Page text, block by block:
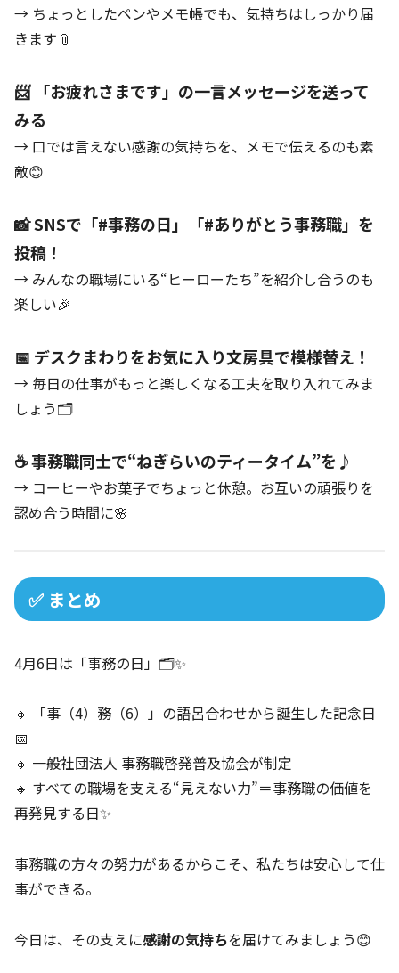
→ ちょっとしたペンやメモ帳でも、気持ちはしっかり届
きます📎
📨 「お疲れさまです」の一言メッセージを送って
みる
→ 口では言えない感謝の気持ちを、メモで伝えるのも素
敵😊
📸 SNSで「#事務の日」「#ありがとう事務職」を
投稿！
→ みんなの職場にいる“ヒーローたち”を紹介し合うのも
楽しい🎉
📅 デスクまわりをお気に入り文房具で模様替え！
→ 毎日の仕事がもっと楽しくなる工夫を取り入れてみま
しょう🗂️
☕ 事務職同士で“ねぎらいのティータイム”を♪
→ コーヒーやお菓子でちょっと休憩。お互いの頑張りを
認め合う時間に🌸
✅ まとめ
4月6日は「事務の日」🗂️✨
🔸 「事（4）務（6）」の語呂合わせから誕生した記念日
📅
🔸 一般社団法人 事務職啓発普及協会が制定
🔸 すべての職場を支える“見えない力”＝事務職の価値を
再発見する日✨
事務職の方々の努力があるからこそ、私たちは安心して仕
事ができる。
今日は、その支えに感謝の気持ちを届けてみましょう😊